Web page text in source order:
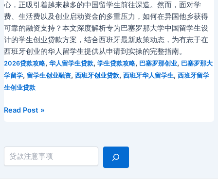
搜索
心，正吸引着越来越多的中国留学生前往深造。然而，面对学
费、生活费以及创业启动资金的多重压力，如何在异国他乡获得
可靠的融资支持？本文深度解析专为巴塞罗那大学中国留学生设
计的学生创业贷款方案，结合西班牙最新政策动态，为有志于在
西班牙创业的华人留学生提供从申请到实操的完整指南。
2026贷款攻略, 华人留学生贷款, 学生贷款攻略, 巴塞罗那创业, 巴塞罗那大
学留学, 留学生创业融资, 西班牙创业贷款, 西班牙华人留学生, 西班牙留学
生创业贷款
2026
塞
罗
那
Read Post »